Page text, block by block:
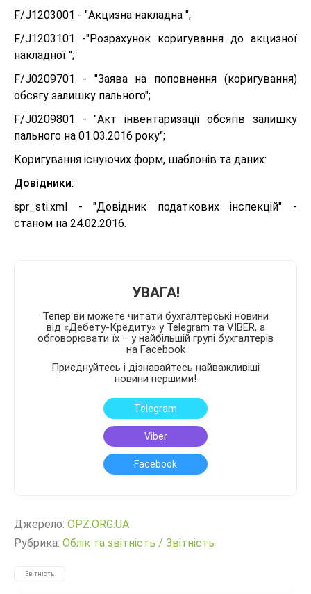
F/J1203001 - "Акцизна накладна ";
F/J1203101 -"Розрахунок коригування до акцизної
накладної ";
F/J0209701 - "Заява на поповнення (коригування)
обсягу залишку пального";
F/J0209801 - "Акт інвентаризації обсягів залишку
пального на 01.03.2016 року";
Коригування існуючих форм, шаблонів та даних:
Довідники:
spr_sti.xml - "Довідник податкових інспекцій" -
станом на 24.02.2016.
УВАГА!
Тепер ви можете читати бухгалтерські новини
від «Дебету-Кредиту» у Telegram та VIBER, а
обговорювати їх – у найбільшій групі бухгалтерів
на Facebook
Приєднуйтесь і дізнавайтесь найважливіші
новини першими!
Telegram
Viber
Facebook
Джерело: OPZ.ORG.UA
Рубрика: Облік та звітність / Звітність
Звітність